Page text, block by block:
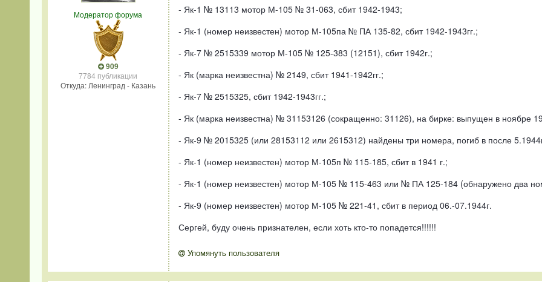
Модератор форума
909
7784 публикации
Откуда: Ленинград - Казань
- Як-1 № 13113 мотор М-105 № 31-063, сбит 1942-1943;
- Як-1 (номер неизвестен) мотор М-105па № ПА 135-82, сбит 1942-1943гг.;
- Як-7 № 2515339 мотор М-105 № 125-383 (12151), сбит 1942г.;
- Як (марка неизвестна) № 2149, сбит 1941-1942гг.;
- Як-7 № 2515325, сбит 1942-1943гг.;
- Як (марка неизвестна) № 31153126 (сокращенно: 31126), на бирке: выпущен в ноябре
- Як-9 № 2015325 (или 28153112 или 2615312) найдены три номера, погиб в после
- Як-1 (номер неизвестен) мотор М-105п № 115-185, сбит в 1941 г.;
- Як-1 (номер неизвестен) мотор М-105 № 115-463 или № ПА 125-184 (обнаружено два
- Як-9 (номер неизвестен) мотор М-105 № 221-41, сбит в период 06.-07.1944г.
Сергей, буду очень признателен, если хоть кто-то попадется!!!!!!
Упомянуть пользователя